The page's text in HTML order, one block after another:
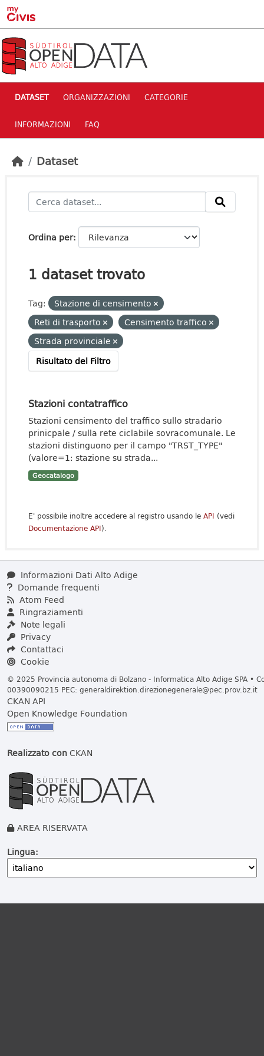
Skip to main content
DATASET ORGANIZZAZIONI CATEGORIE
INFORMAZIONI FAQ
Dataset
Ordina per
1 dataset trovato
Tag:
Stazione di censimento
Reti di trasporto
Censimento traffico
Strada provinciale
Risultato del Filtro
Stazioni contatraffico
Stazioni censimento del traffico sullo stradario
prinicpale / sulla rete ciclabile sovracomunale. Le
stazioni distinguono per il campo "TRST_TYPE"
(valore=1: stazione su strada...
Geocatalogo
E' possibile inoltre accedere al registro usando le API (vedi
Documentazione API).
Informazioni Dati Alto Adige
Domande frequenti
Atom Feed
Ringraziamenti
Note legali
Privacy
Contattaci
Cookie
© 2025 Provincia autonoma di Bolzano - Informatica Alto Adige SPA •
00390090215 PEC: generaldirektion.direzionegenerale@pec.prov.bz.it
CKAN API
Open Knowledge Foundation
Realizzato conCKAN
AREA RISERVATA
Lingua